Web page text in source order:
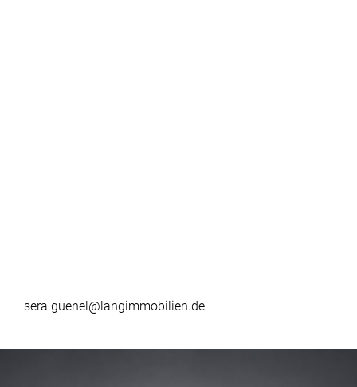
sera.guenel@langimmobilien.de